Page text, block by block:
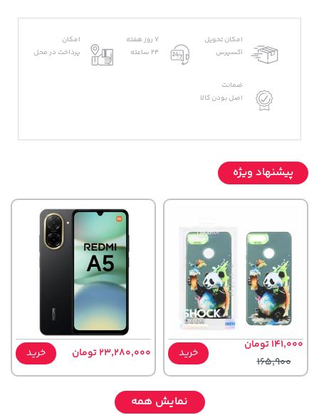
امکان تحویل
اکسپرس
7 روز هفته
24 ساعته
امکان
پرداخت در محل
ضمانت
اصل بودن کالا
پیشنهاد ویژه
141,000 تومان
165,900
خرید 23,280,000 تومان خرید
نمایش همه